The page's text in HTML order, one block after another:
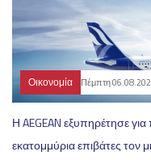
Οικονομία Πέμπτη
Η AEGEAN εξυπηρέτησε
εκατομμύρια επιβάτες τον